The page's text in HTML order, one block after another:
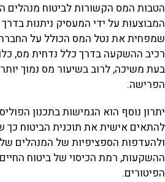
הטבות המס הקשורות לביטוח מנהלים
המבוצעות על ידי המעסיק ניתנות
שמפחית את נטל המס הכולל על
רכיב ההשקעה בדרך כלל נדחית מס,
בעת משיכה, לרוב בשיעור מס נמוך
הפרישה.
יתרון נוסף הוא הגמישות בתכנון
להתאים אישית את תוכנית הביטוח
ולהעדפות הספציפיות של המנהלים
ההשקעות, רמת הכיסוי של ביטוח החיים
הפיטורים.